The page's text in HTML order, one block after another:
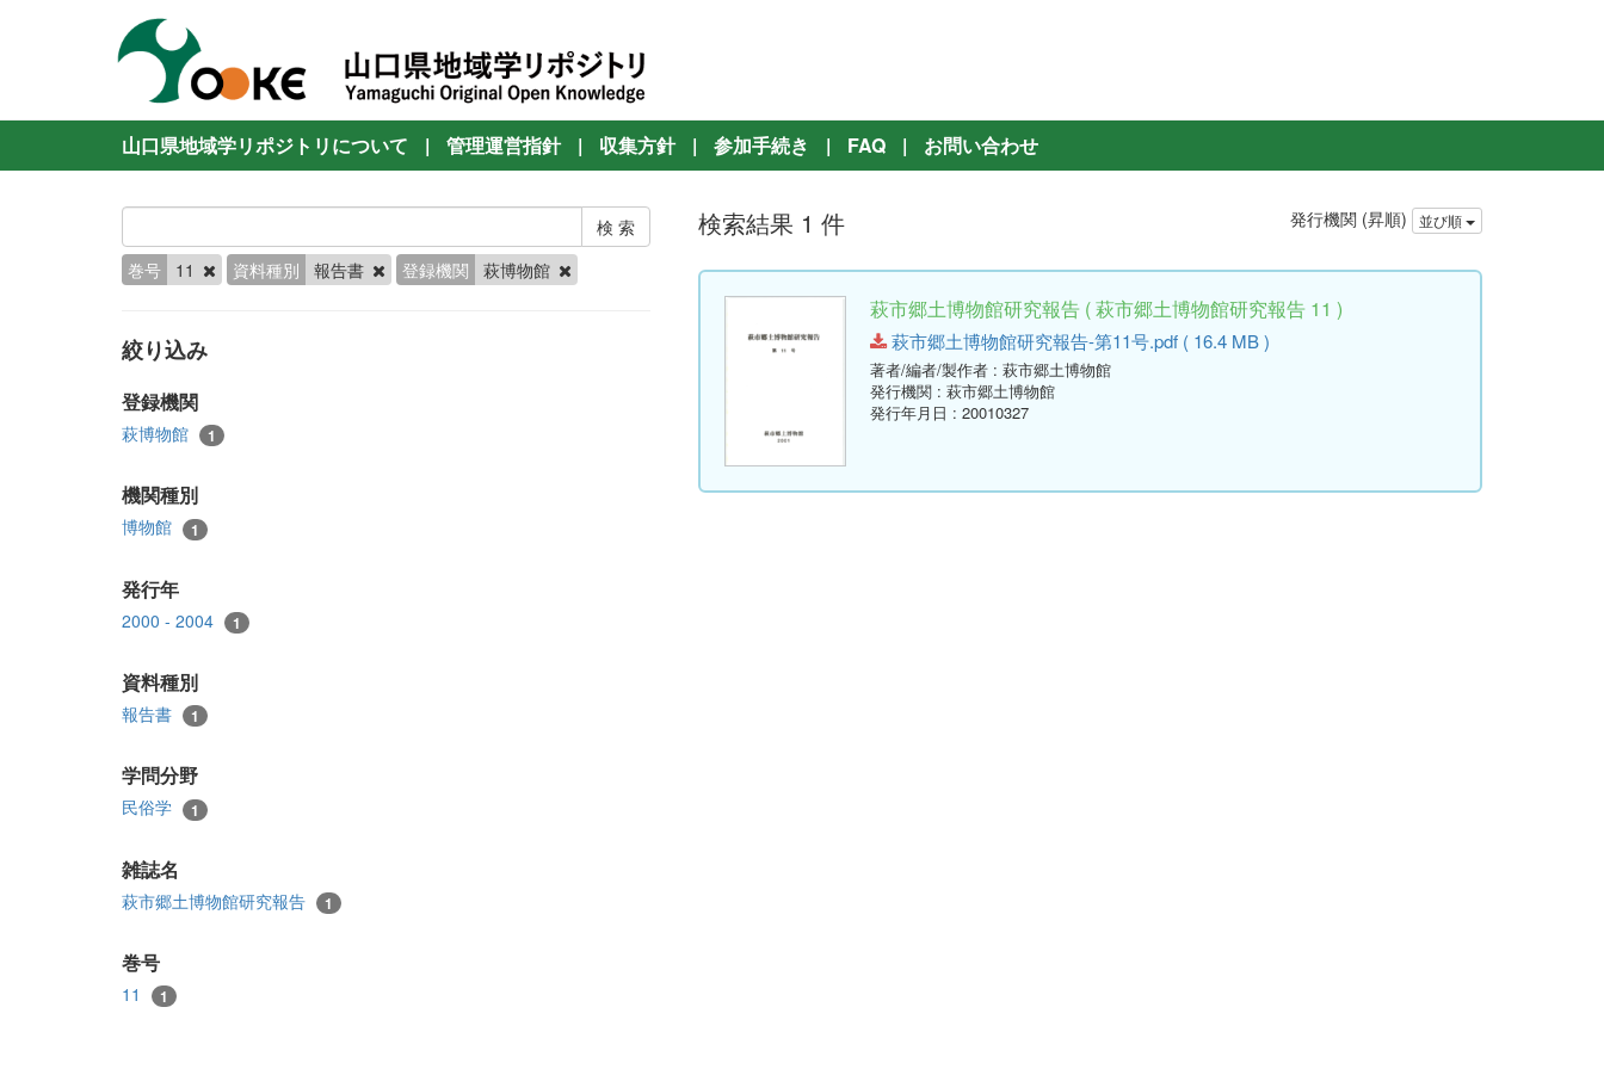
山口県地域学リポジトリについて | 管理運営指針 | 収集方針 | 参加手続き | FAQ | お問い合わせ
巻号 11 資料種別 報告書 登録機関 萩博物館
絞り込み
登録機関
萩博物館 1
機関種別
博物館 1
発行年
2000 - 2004 1
資料種別
報告書 1
学問分野
民俗学 1
雑誌名
萩市郷土博物館研究報告 1
巻号
11 1
検索結果 1 件 発行機関 (昇順) 並び順
萩市郷土博物館研究報告 ( 萩市郷土博物館研究報告 11 )
萩市郷土博物館研究報告-第11号.pdf ( 16.4 MB )
著者/編者/製作者 : 萩市郷土博物館
発行機関 : 萩市郷土博物館
発行年月日 : 20010327